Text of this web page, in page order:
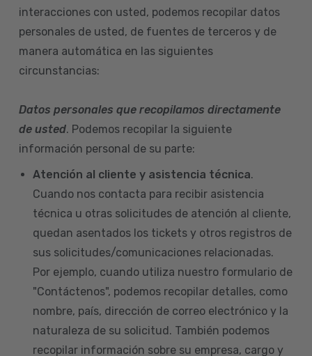
interacciones con usted, podemos recopilar datos
personales de usted, de fuentes de terceros y de
manera automática en las siguientes
circunstancias:
Datos personales que recopilamos directamente
de usted. Podemos recopilar la siguiente
información personal de su parte:
Atención al cliente y asistencia técnica.
Cuando nos contacta para recibir asistencia
técnica u otras solicitudes de atención al cliente,
quedan asentados los tickets y otros registros de
sus solicitudes/comunicaciones relacionadas.
Por ejemplo, cuando utiliza nuestro formulario de
"Contáctenos", podemos recopilar detalles, como
nombre, país, dirección de correo electrónico y la
naturaleza de su solicitud. También podemos
recopilar información sobre su empresa, cargo y